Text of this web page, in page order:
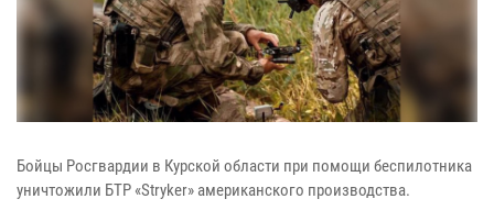
Бойцы Росгвардии в Курской области при помощи беспилотника
уничтожили БТР «Stryker» американского производства.